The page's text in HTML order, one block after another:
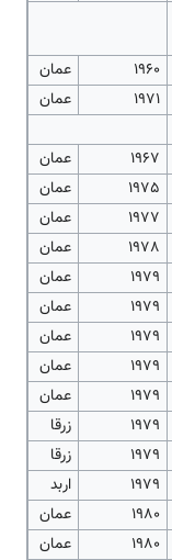
1960
عمان
1971
عمان
1967
عمان
1975
عمان
1977
عمان
1978
عمان
1979
عمان
1979
عمان
1979
عمان
1979
عمان
1979
عمان
1979
زرقا
1979
زرقا
1979
اربد
1980
عمان
1980
عمان